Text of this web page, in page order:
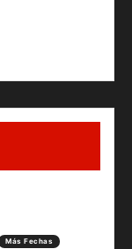
Más Fechas